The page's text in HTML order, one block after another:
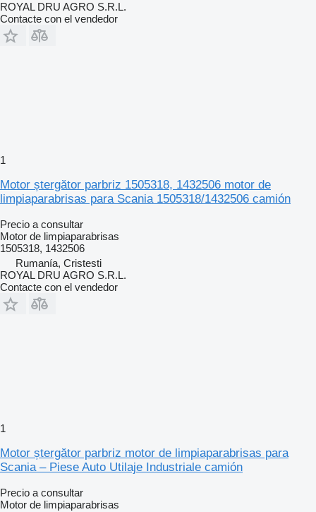
ROYAL DRU AGRO S.R.L.
Contacte con el vendedor
1
Motor ștergător parbriz 1505318, 1432506 motor de
limpiaparabrisas para Scania 1505318/1432506 camión
Precio a consultar
Motor de limpiaparabrisas
1505318, 1432506
Rumanía, Cristesti
ROYAL DRU AGRO S.R.L.
Contacte con el vendedor
1
Motor ștergător parbriz motor de limpiaparabrisas para
Scania – Piese Auto Utilaje Industriale camión
Precio a consultar
Motor de limpiaparabrisas